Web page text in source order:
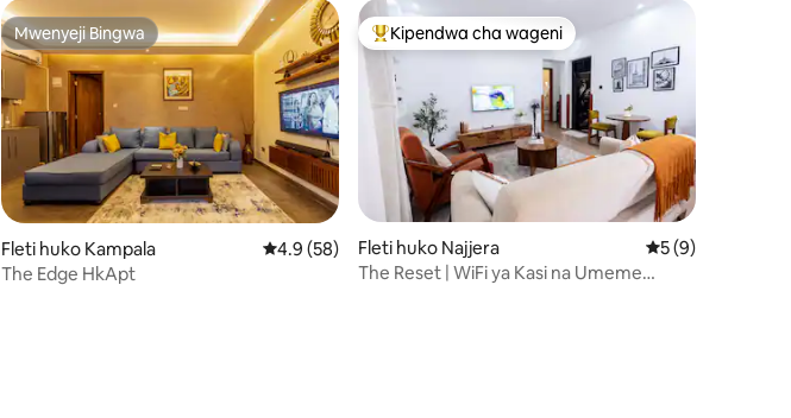
Mwenyeji Bingwa
Mwenyeji Bingwa
Fleti huko Kampala Ukadiriaji wa wastani wa 4.9 kati ya 5, tathmini 58
4.9 (58)
The Edge HkApt
Kipendwa maarufu cha wageni
Kipendwa cha wageni
Fleti huko Najjera Ukadiriaji wa
5 (9)
The Reset | WiFi ya Kasi na Umeme